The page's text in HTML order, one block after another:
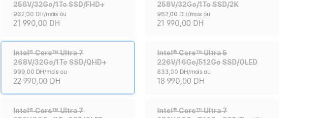
256V/32Go/1To SSD/FHD+
962,00 DH/mois ou
21 990,00 DH
258V/32Go/1To SSD/2K
962,00 DH/mois ou
21 990,00 DH
Intel® Core™ Ultra 7
268V/32Go/1To SSD/QHD+
999,00 DH/mois ou
22 990,00 DH
Intel® Core™ Ultra 5
226V/16Go/512Go SSD/OLED
833,00 DH/mois ou
18 990,00 DH
Intel® Core™ Ultra 7
Intel® Core™ Ultra 7